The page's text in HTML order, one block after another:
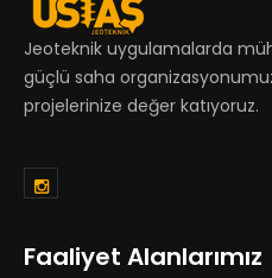
Jeoteknik uygulamalarda
güçlü saha
projelerinize değer katıyoruz.
Faaliyet Alanlarımız